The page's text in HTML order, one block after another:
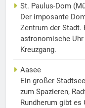
St. Paulus-Dom
Der imposante
Zentrum der Stadt.
astronomische
Kreuzgang.
Aasee
Ein großer
zum Spazieren,
Rundherum gibt es